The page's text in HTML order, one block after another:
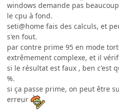
windows demande pas
le cpu à fond.
seti@home fais des calculs, et
s'en fout.
par contre prime 95 en mode
extrêmement complexe, et il
si le résultat est faux , ben c'est
%.
si ça passe prime, on peut être
erreur